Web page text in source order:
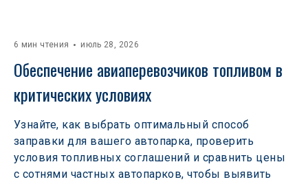
6 мин чтения июль 28, 2026
Обеспечение авиаперевозчиков топливом в
критических условиях
Узнайте, как выбрать оптимальный способ
заправки для вашего автопарка, проверить
условия топливных соглашений и сравнить цены
с сотнями частных автопарков, чтобы выявить